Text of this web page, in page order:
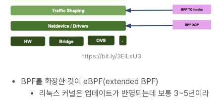
https://bit.ly/3EiLsU3
BPF를 확장한 것이 eBPF(extended BPF)
리눅스 커널은 업데이트가 반영되는데 보통 3~5년이라